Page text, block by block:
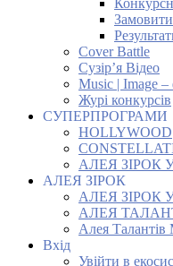
Cover Battle
Сузір’я Відео
Music | Image –
Журі конкурсів
СУПЕРПРОГРАМИ
HOLLYWOOD
АЛЕЯ ЗІРОК
АЛЕЯ ЗІРОК
АЛЕЯ ЗІРОК
АЛЕЯ
Алея
Вхід
Увійти в